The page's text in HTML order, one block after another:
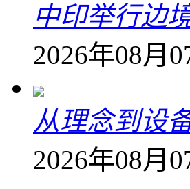
中印举行边
2026年08月
从理念到设
2026年08月